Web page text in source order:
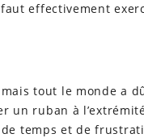
effectivement
tout le monde a
un ruban à
temps et de